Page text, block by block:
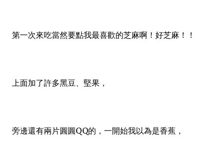
第一次來吃當然要點我最喜歡的芝麻啊！好芝麻！！
上面加了許多黑豆、堅果，
旁邊還有兩片圓圓QQ的，一開始我以為是香蕉，